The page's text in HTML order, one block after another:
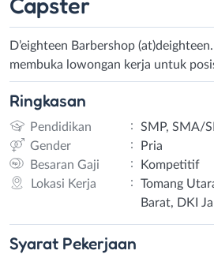
D’eighteen Barbershop
membuka lowongan kerja untuk
Ringkasan
Pendidikan :
SMP, SMA/
Gender
:
Pria
Besaran Gaji
:
Kompetitif
Lokasi Kerja
:
Tomang
Barat, DKI
Syarat Pekerjaan